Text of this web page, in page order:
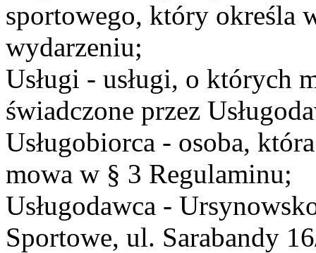
sportowego, który określa
wydarzeniu;
Usługi - usługi, o których
świadczone przez
Usługobiorca - osoba,
mowa w § 3 Regulaminu;
Usługodawca -
Sportowe, ul. Sarabandy